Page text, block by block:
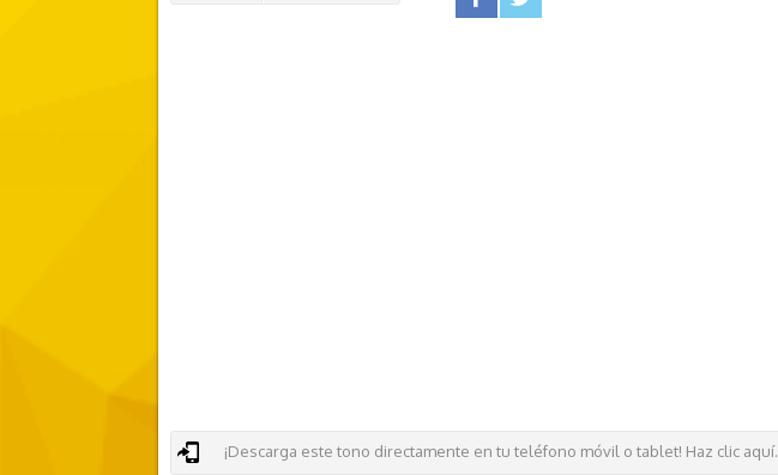
¡Descarga este tono directamente en tu teléfono móvil o tablet! Haz clic aquí.